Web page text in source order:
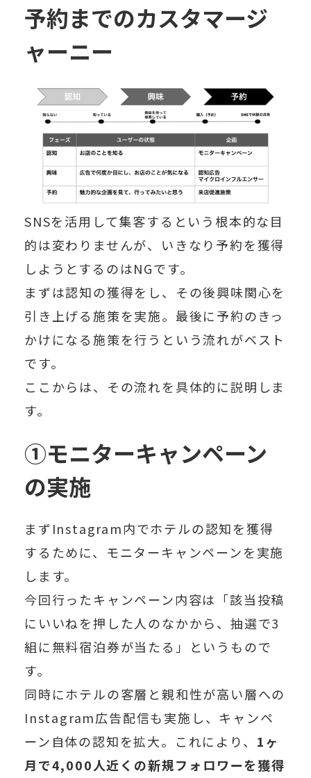
予約までのカスタマージ
ャーニー
SNSを活用して集客するという根本的な目
的は変わりませんが、 いきなり予約を獲得
しようとするのはNGです。
まずは認知の獲得をし、その後興味関心を
引き上げる施策を実施。最後に予約のきっ
かけになる施策を行うという流れがベスト
です。
ここからは、その流れを具体的に説明しま
す。
①モニターキャンペーン
の実施
まずInstagram内でホテルの認知を獲得
するために、 モニターキャンペーンを実施
します。
今回行ったキャンペーン内容は「該当投稿
にいいねを押した人のなかから、抽選で3
組に無料宿泊券が当たる」というもので
す。
同時にホテルの客層と親和性が高い層への
Instagram広告配信も実施し、キャンペ
ーン自体の認知を拡大。これにより、 1ヶ
月で4,000人近くの新規フォロワーを獲得